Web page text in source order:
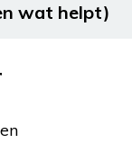
wat helpt)